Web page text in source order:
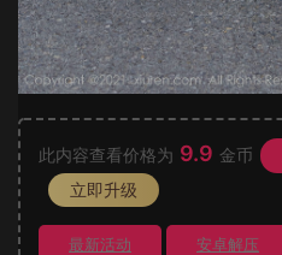
此内容查看价格为 9.9 金币
立即升级
最新活动 安卓解压